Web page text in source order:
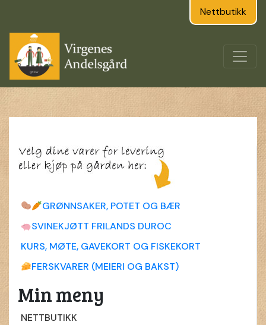
Nettbutikk
GRØNNSAKER, POTET OG BÆR
SVINEKJØTT FRILANDS DUROC
KURS, MØTE, GAVEKORT OG FISKEKORT
FERSKVARER (MEIERI OG BAKST)
Min meny
NETTBUTIKK